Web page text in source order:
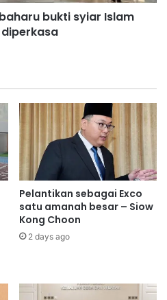
bukti syiar Islam
Pelantikan sebagai Exco
satu amanah besar – Siow
Kong Choon
2 days ago